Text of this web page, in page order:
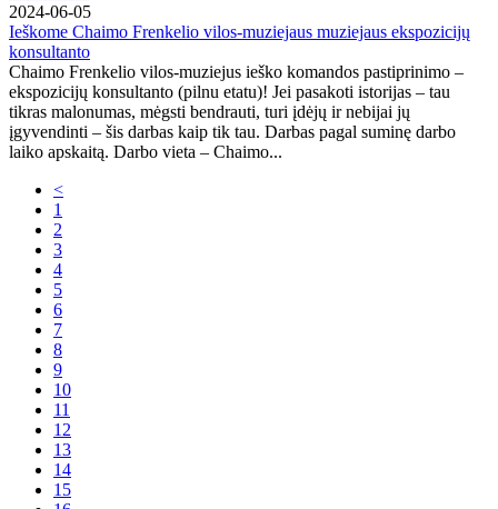
2024-06-05
Ieškome Chaimo Frenkelio vilos-muziejaus muziejaus ekspozicijų
konsultanto
Chaimo Frenkelio vilos-muziejus ieško komandos pastiprinimo –
ekspozicijų konsultanto (pilnu etatu)! Jei pasakoti istorijas – tau
tikras malonumas, mėgsti bendrauti, turi įdėjų ir nebijai jų
įgyvendinti – šis darbas kaip tik tau. Darbas pagal suminę darbo
laiko apskaitą. Darbo vieta – Chaimo...
<
1
2
3
4
5
6
7
8
9
10
11
12
13
14
15